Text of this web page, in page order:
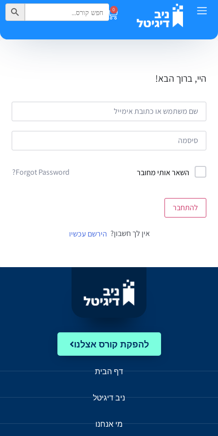
0
Search
for:
Search Button
היי, ברוך הבא!
השאר אותי מחובר Forgot Password?
להתחבר
אין לך חשבון? הירשם עכשיו
להפקת קורס אצלנו
דף הבית
ניב דיגיטל
מי אנחנו